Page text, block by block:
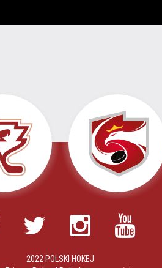
2022 POLSKI HOKEJ